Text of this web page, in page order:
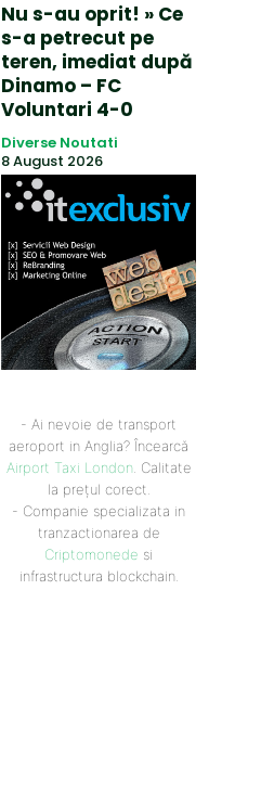
Nu s-au oprit! » Ce
s-a petrecut pe
teren, imediat după
Dinamo – FC
Voluntari 4-0
Diverse Noutati
8 August 2026
- Ai nevoie de transport
aeroport in Anglia? Încearcă
Airport Taxi London. Calitate
la prețul corect.
- Companie specializata in
tranzactionarea de
Criptomonede si
infrastructura blockchain.